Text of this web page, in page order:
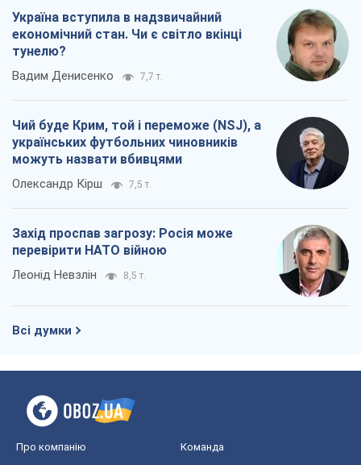
Україна вступила в надзвичайний
економічний стан. Чи є світло вкінці
тунелю?
Вадим Денисенко 7,7 т.
Чий буде Крим, той і переможе (NSJ), а
українських футбольних чиновників
можуть назвати вбивцями
Олександр Кірш 7,5 т.
Захід проспав загрозу: Росія може
перевірити НАТО війною
Леонід Невзлін 8,5 т.
Всі думки
Про компанію Команда